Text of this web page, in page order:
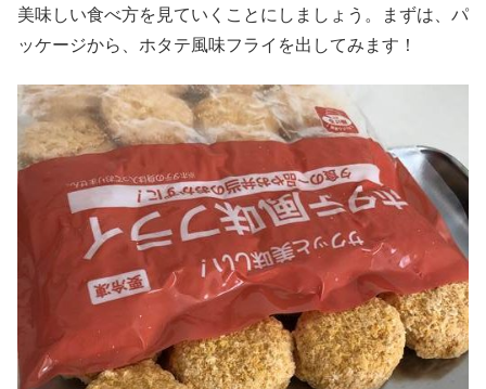
美味しい食べ方を見ていくことにしましょう。まずは、パ
ッケージから、ホタテ風味フライを出してみます！